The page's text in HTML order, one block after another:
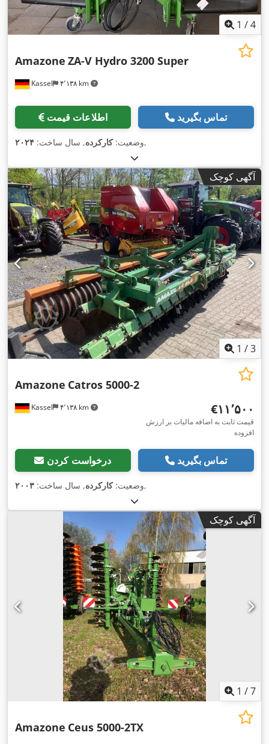
1 /4
Kassel ۴٬۱۳۸ km
Amazone ZA-V Hydro 3200 Super
اطلاعات قیمت تماس بگیرید
وضعیت:کارکرده, سال ساخت: ۲۰۲۴ ,
آگهی کوچک
1 /3
Kassel ۴٬۱۳۸ km
Amazone Catros 5000-2
‎€۱۱٬۵۰۰
قیمت ثابت به اضافه مالیات بر ارزش
افزوده
درخواست کردن تماس بگیرید
وضعیت:کارکرده, سال ساخت: ۲۰۰۳ ,
آگهی کوچک
1 /7
Amazone Ceus 5000-2TX